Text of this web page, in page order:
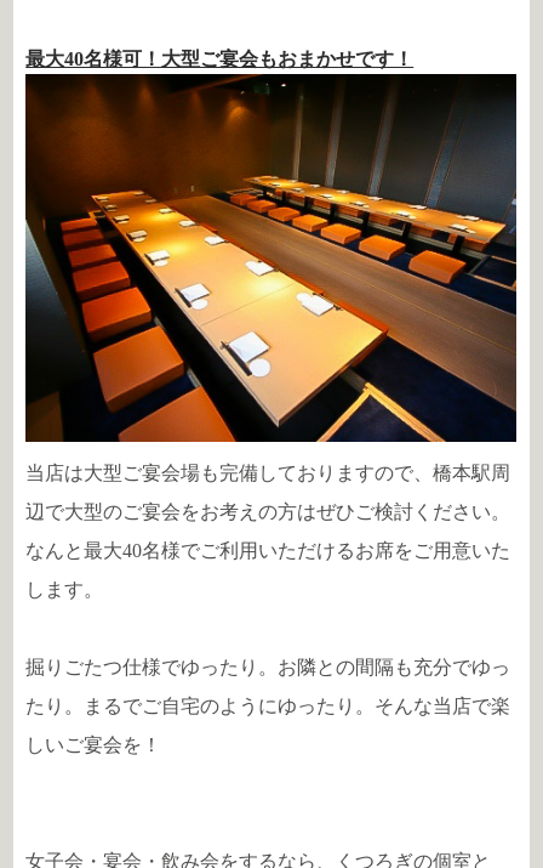
最大40名様可！大型ご宴会もおまかせです！
当店は大型ご宴会場も完備しておりますので、橋本駅周
辺で大型のご宴会をお考えの方はぜひご検討ください。
なんと最大40名様でご利用いただけるお席をご用意いた
します。
掘りごたつ仕様でゆったり。お隣との間隔も充分でゆっ
たり。まるでご自宅のようにゆったり。そんな当店で楽
しいご宴会を！
女子会・宴会・飲み会をするなら、くつろぎの個室と